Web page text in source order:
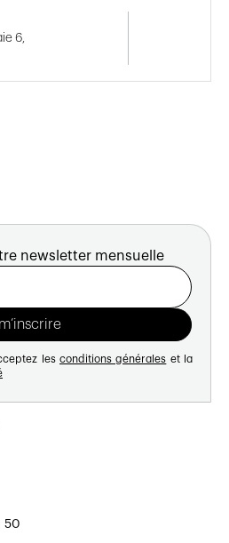
6,
newsletter mensuelle
les conditions générales et la
50